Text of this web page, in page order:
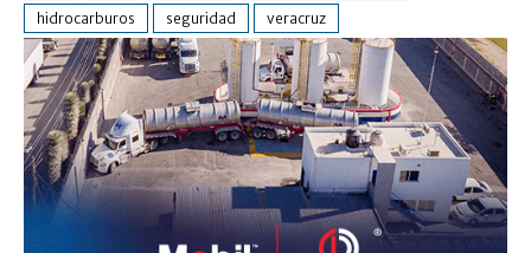
hidrocarburos
seguridad veracruz